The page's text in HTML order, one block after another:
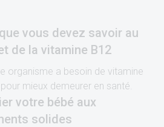
vous devez savoir au
de la vitamine B12
organisme a besoin de vitamine
mieux demeurer en santé.
votre bébé aux
solides